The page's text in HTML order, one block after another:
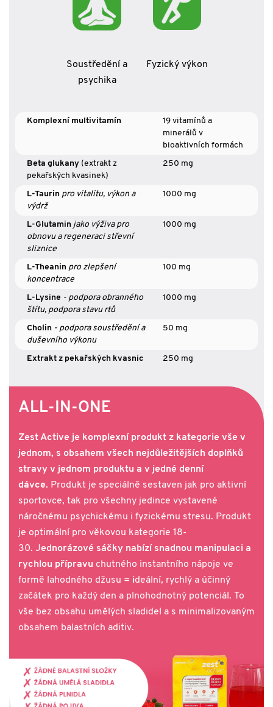
Soustředění a
psychika
Fyzický výkon
Komplexní multivitamín
19 vitamínů a
minerálů v
bioaktivních formách
Beta glukany (extrakt z
pekařských kvasinek)
250 mg
L-Taurin pro vitalitu, výkon a
výdrž
1000 mg
L-Glutamin jako výživa pro
obnovu a regeneraci střevní
sliznice
1000 mg
L-Theanin pro zlepšení
koncentrace
100 mg
L-Lysine - podpora obranného
štítu, podpora stavu rtů
1000 mg
Cholin - podpora soustředění a
duševního výkonu
50 mg
Extrakt z pekařských kvasnic 250 mg
ALL-IN-ONE
Zest Active je komplexní produkt z kategorie vše v
jednom, s obsahem všech nejdůležitějších doplňků
stravy v jednom produktu a v jedné denní
dávce. Produkt je speciálně sestaven jak pro aktivní
sportovce, tak pro všechny jedince vystavené
náročnému psychickému i fyzickému stresu. Produkt
je optimální pro věkovou kategorie 18-
30. Jednorázové sáčky nabízí snadnou manipulaci a
rychlou přípravu chutného instantního nápoje ve
formě lahodného džusu = ideální, rychlý a účinný
začátek pro každý den a plnohodnotný potenciál. To
vše bez obsahu umělých sladidel a s minimalizovaným
obsahem balastních aditiv.